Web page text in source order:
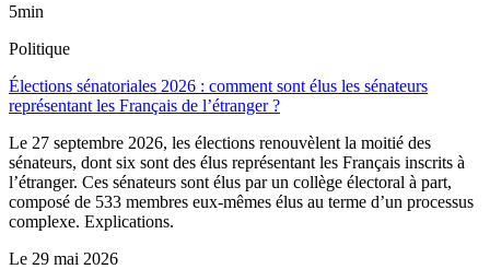
5min
Politique
Élections sénatoriales 2026 : comment sont élus les sénateurs
représentant les Français de l’étranger ?
Le 27 septembre 2026, les élections renouvèlent la moitié des
sénateurs, dont six sont des élus représentant les Français inscrits à
l’étranger. Ces sénateurs sont élus par un collège électoral à part,
composé de 533 membres eux-mêmes élus au terme d’un processus
complexe. Explications.
Le 29 mai 2026